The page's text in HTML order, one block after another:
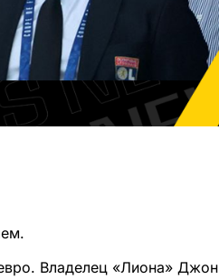
Владелец «Лиона» Джон